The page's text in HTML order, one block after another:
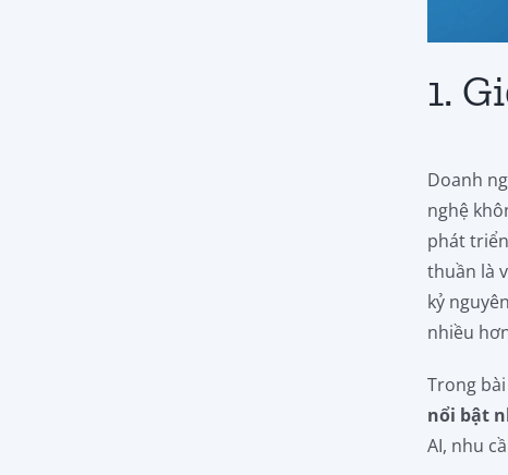
1.
Doanh
nghệ
phát
thuần là
kỷ
nhiều
Trong
nổi bật
AI, nhu